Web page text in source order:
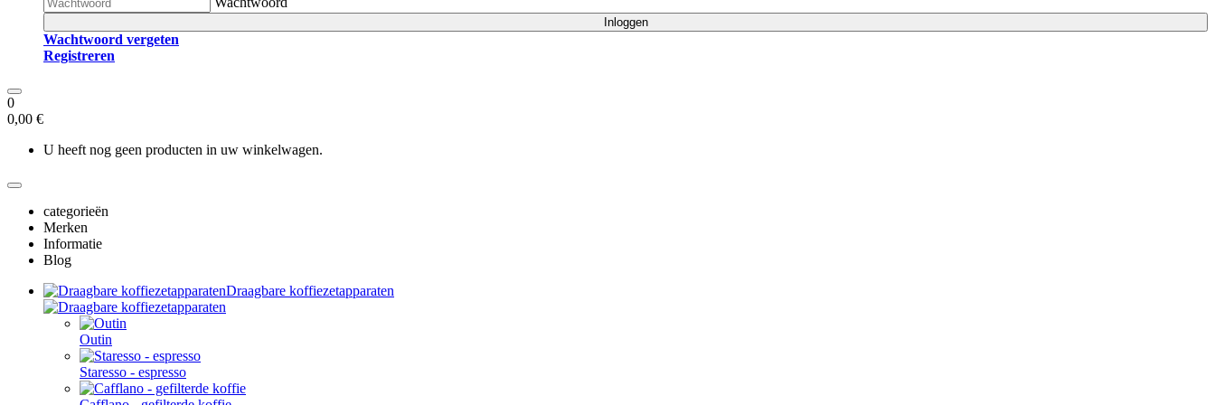
Inloggen
Wachtwoord vergeten
Registreren
0
0,00 €
U heeft nog geen producten in uw winkelwagen.
categorieën
Merken
Informatie
Blog
Draagbare koffiezetapparaten
Outin
Staresso - espresso